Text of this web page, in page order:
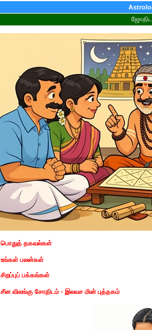
பொதுத் தகவல்கள்
உங்கள் பலன்கள்
சிறப்புப் பக்கங்கள்
சீன விலங்கு சோதிடம் - இலவச மின் புத்தகம்